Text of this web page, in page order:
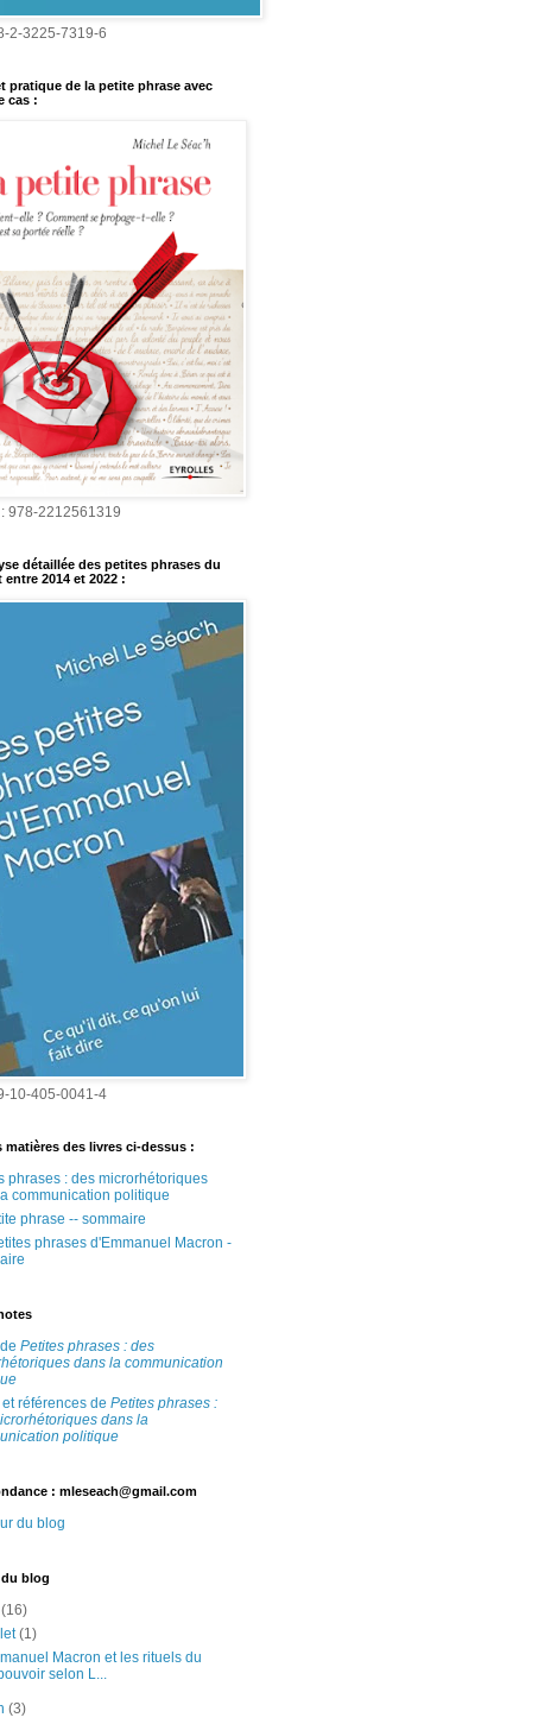
2-3225-7319-6
pratique de la petite phrase avec
cas :
: 978-2212561319
détaillée des petites phrases du
2014 et 2022 :
10-405-0041-4
matières des livres ci-dessus :
phrases : des microrhétoriques
communication politique
phrase -- sommaire
phrases d'Emmanuel Macron -
Petites phrases : des
dans la communication
et références de Petites phrases :
dans la
politique
: mleseach@gmail.com
du blog
blog
(16)
(1)
Macron et les rituels du
selon L...
(3)